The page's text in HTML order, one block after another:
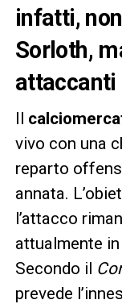
infatti,
Sorloth,
attaccanti
Il
vivo con una
reparto
annata.
l’attacco
attualmente
Secondo il
prevede